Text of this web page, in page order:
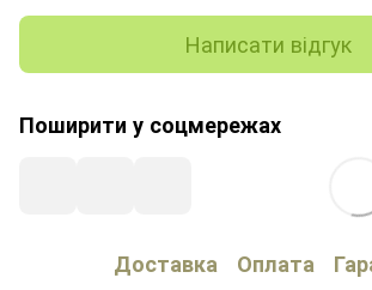
Написати відгук
Поширити у соцмережах
Доставка Оплата